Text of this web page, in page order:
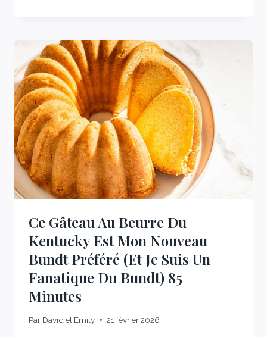
AU
LAIT
«
MAGIQUE
»
À
2
INGRÉDIENTS
QUE
MES
ENFANTS
ME
SUPPLIENT
PRÉPARER
Ce Gâteau Au Beurre Du
Kentucky Est Mon Nouveau
Bundt Préféré (et Je Suis Un
Fanatique Du Bundt) 85
Minutes
Par David et Emily 21 février 2026